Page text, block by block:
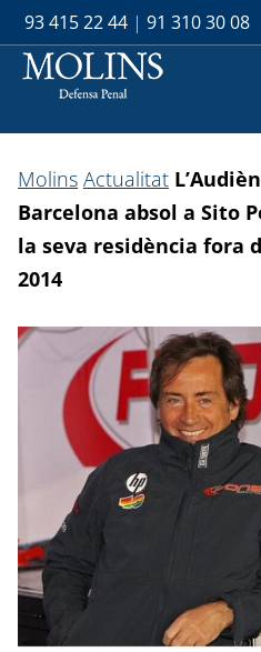
93 415 22 44 | 91 310 30 08
Molins Actualitat
Barcelona absol a Sito
la seva residència fora
2014